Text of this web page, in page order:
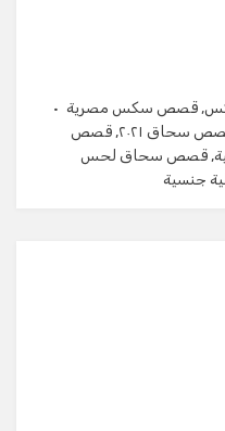
, قصص سكس مصرية
سحاق ٢٠٢١ , قصص
, قصص سحاق لحس
جنسية